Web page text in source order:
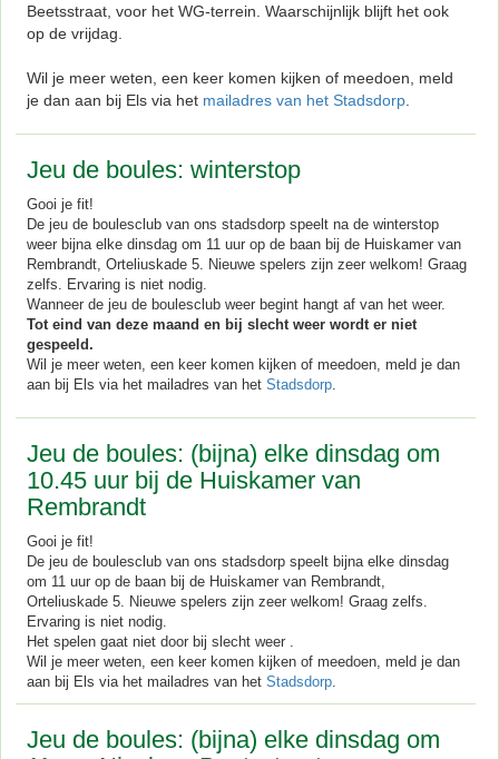
Beetsstraat, voor het WG-terrein. Waarschijnlijk blijft het ook
op de vrijdag.
Wil je meer weten, een keer komen kijken of meedoen, meld
je dan aan bij Els via het mailadres van het Stadsdorp
Jeu de boules: winterstop
Gooi je fit!
De jeu de boulesclub van ons stadsdorp speelt na de winterstop
weer bijna elke dinsdag om 11 uur op de baan bij de Huiskamer van
Rembrandt, Orteliuskade 5. Nieuwe spelers zijn zeer welkom! Graag
zelfs. Ervaring is niet nodig.
Wanneer de jeu de boulesclub weer begint hangt af van het weer.
Tot eind van deze maand en bij slecht weer wordt er niet
gespeeld.
Wil je meer weten, een keer komen kijken of meedoen, meld je dan
aan bij Els via het mailadres van het Stadsdorp
Jeu de boules: (bijna) elke dinsdag om
10.45 uur bij de Huiskamer van
Rembrandt
Gooi je fit!
De jeu de boulesclub van ons stadsdorp speelt bijna elke dinsdag
om 11 uur op de baan bij de Huiskamer van Rembrandt,
Orteliuskade 5. Nieuwe spelers zijn zeer welkom! Graag zelfs.
Ervaring is niet nodig.
Het spelen gaat niet door bij slecht weer .
Wil je meer weten, een keer komen kijken of meedoen, meld je dan
aan bij Els via het mailadres van het Stadsdorp
Jeu de boules: (bijna) elke dinsdag om